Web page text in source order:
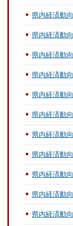
県内経済動
県内経済動
県内経済動
県内経済動
県内経済動
県内経済動
県内経済動
県内経済動
県内経済動
県内経済動
県内経済動